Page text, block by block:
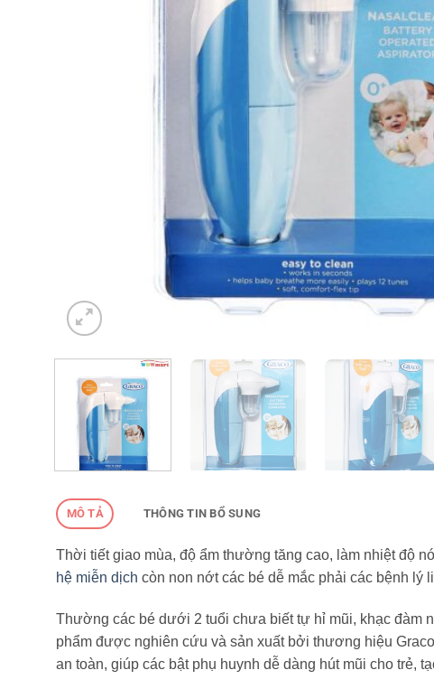
MÔ TẢ THÔNG TIN BỔ SUNG
Thời tiết giao mùa, độ ẩm thường tăng cao, làm nhiệt độ
hệ miễn dịch còn non nớt các bé dễ mắc phải các bệnh lý
Thường các bé dưới 2 tuổi chưa biết tự hỉ mũi, khạc đàm
phẩm được nghiên cứu và sản xuất bởi thương hiệu
an toàn, giúp các bật phụ huynh dễ dàng hút mũi cho trẻ,